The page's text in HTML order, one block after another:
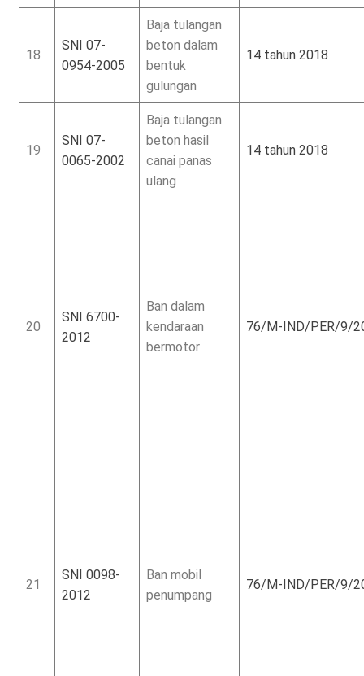
18
SNI 07-
0954-2005
Baja tulangan
beton dalam
bentuk
gulungan
14 tahun 2018
19
SNI 07-
0065-2002
Baja tulangan
beton hasil
canai panas
ulang
14 tahun 2018
20
SNI 6700-
2012
Ban dalam
kendaraan
bermotor
76/M-IND/PER/9/
21
SNI 0098-
2012
Ban mobil
penumpang
76/M-IND/PER/9/